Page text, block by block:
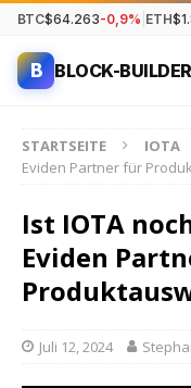
BTC$64.263-0,9% ETH
B BLOCK-
STARTSEITE IOTA
Eviden Partner für
Ist IOTA
Eviden
Juli 12, 2024